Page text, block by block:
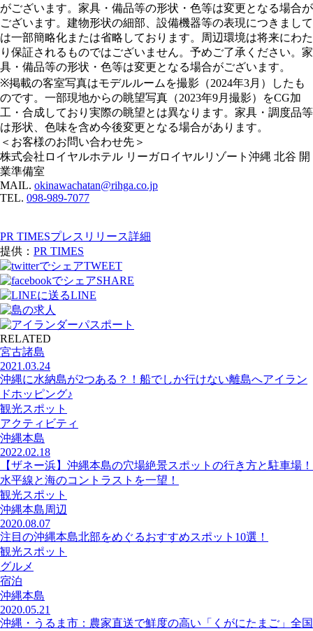
がございます。家具・備品等の形状・色等は変更となる場合が
ございます。建物形状の細部、設備機器等の表現につきまして
は一部簡略化または省略しております。周辺環境は将来にわた
り保証されるものではございません。予めご了承ください。家
具・備品等の形状・色等は変更となる場合がございます。
※掲載の客室写真はモデルルームを撮影（2024年3月）したも
のです。一部現地からの眺望写真（2023年9月撮影）をCG加
工・合成しており実際の眺望とは異なります。家具・調度品等
は形状、色味を含め今後変更となる場合があります。
＜お客様のお問い合わせ先＞
株式会社ロイヤルホテル リーガロイヤルリゾート沖縄 北谷 開
業準備室
MAIL. okinawachatan@rihga.co.jp
TEL. 098-989-7077
PR TIMESプレスリリース詳細
提供： PR TIMES
TWEET
SHARE
LINE
RELATED
宮古諸島
2021.03.24
沖縄に水納島が2つある？！船でしか行けない離島へアイラン
ドホッピング♪
観光スポット
アクティビティ
沖縄本島
2022.02.18
【ザネー浜】沖縄本島の穴場絶景スポットの行き方と駐車場！
水平線と海のコントラストを一望！
観光スポット
沖縄本島周辺
2020.08.07
注目の沖縄本島北部をめぐるおすすめスポット10選！
観光スポット
グルメ
宿泊
沖縄本島
2020.05.21
沖縄・うるま市：農家直送で鮮度の高い「くがにたまご」全国